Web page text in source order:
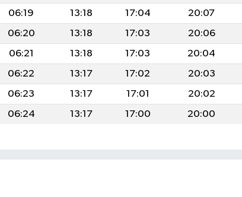
06:19 13:18 17:04 20:07
06:20 13:18 17:03 20:06
06:21 13:18 17:03 20:04
06:22 13:17 17:02 20:03
06:23 13:17 17:01 20:02
06:24 13:17 17:00 20:00